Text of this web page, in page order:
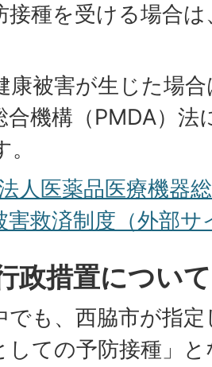
接種を受ける場合
康被害が生じた場
合機構（PMDA）法
人医薬品医療機器
害救済制度（外部サ
政措置について
でも、西脇市が指
しての予防接種」